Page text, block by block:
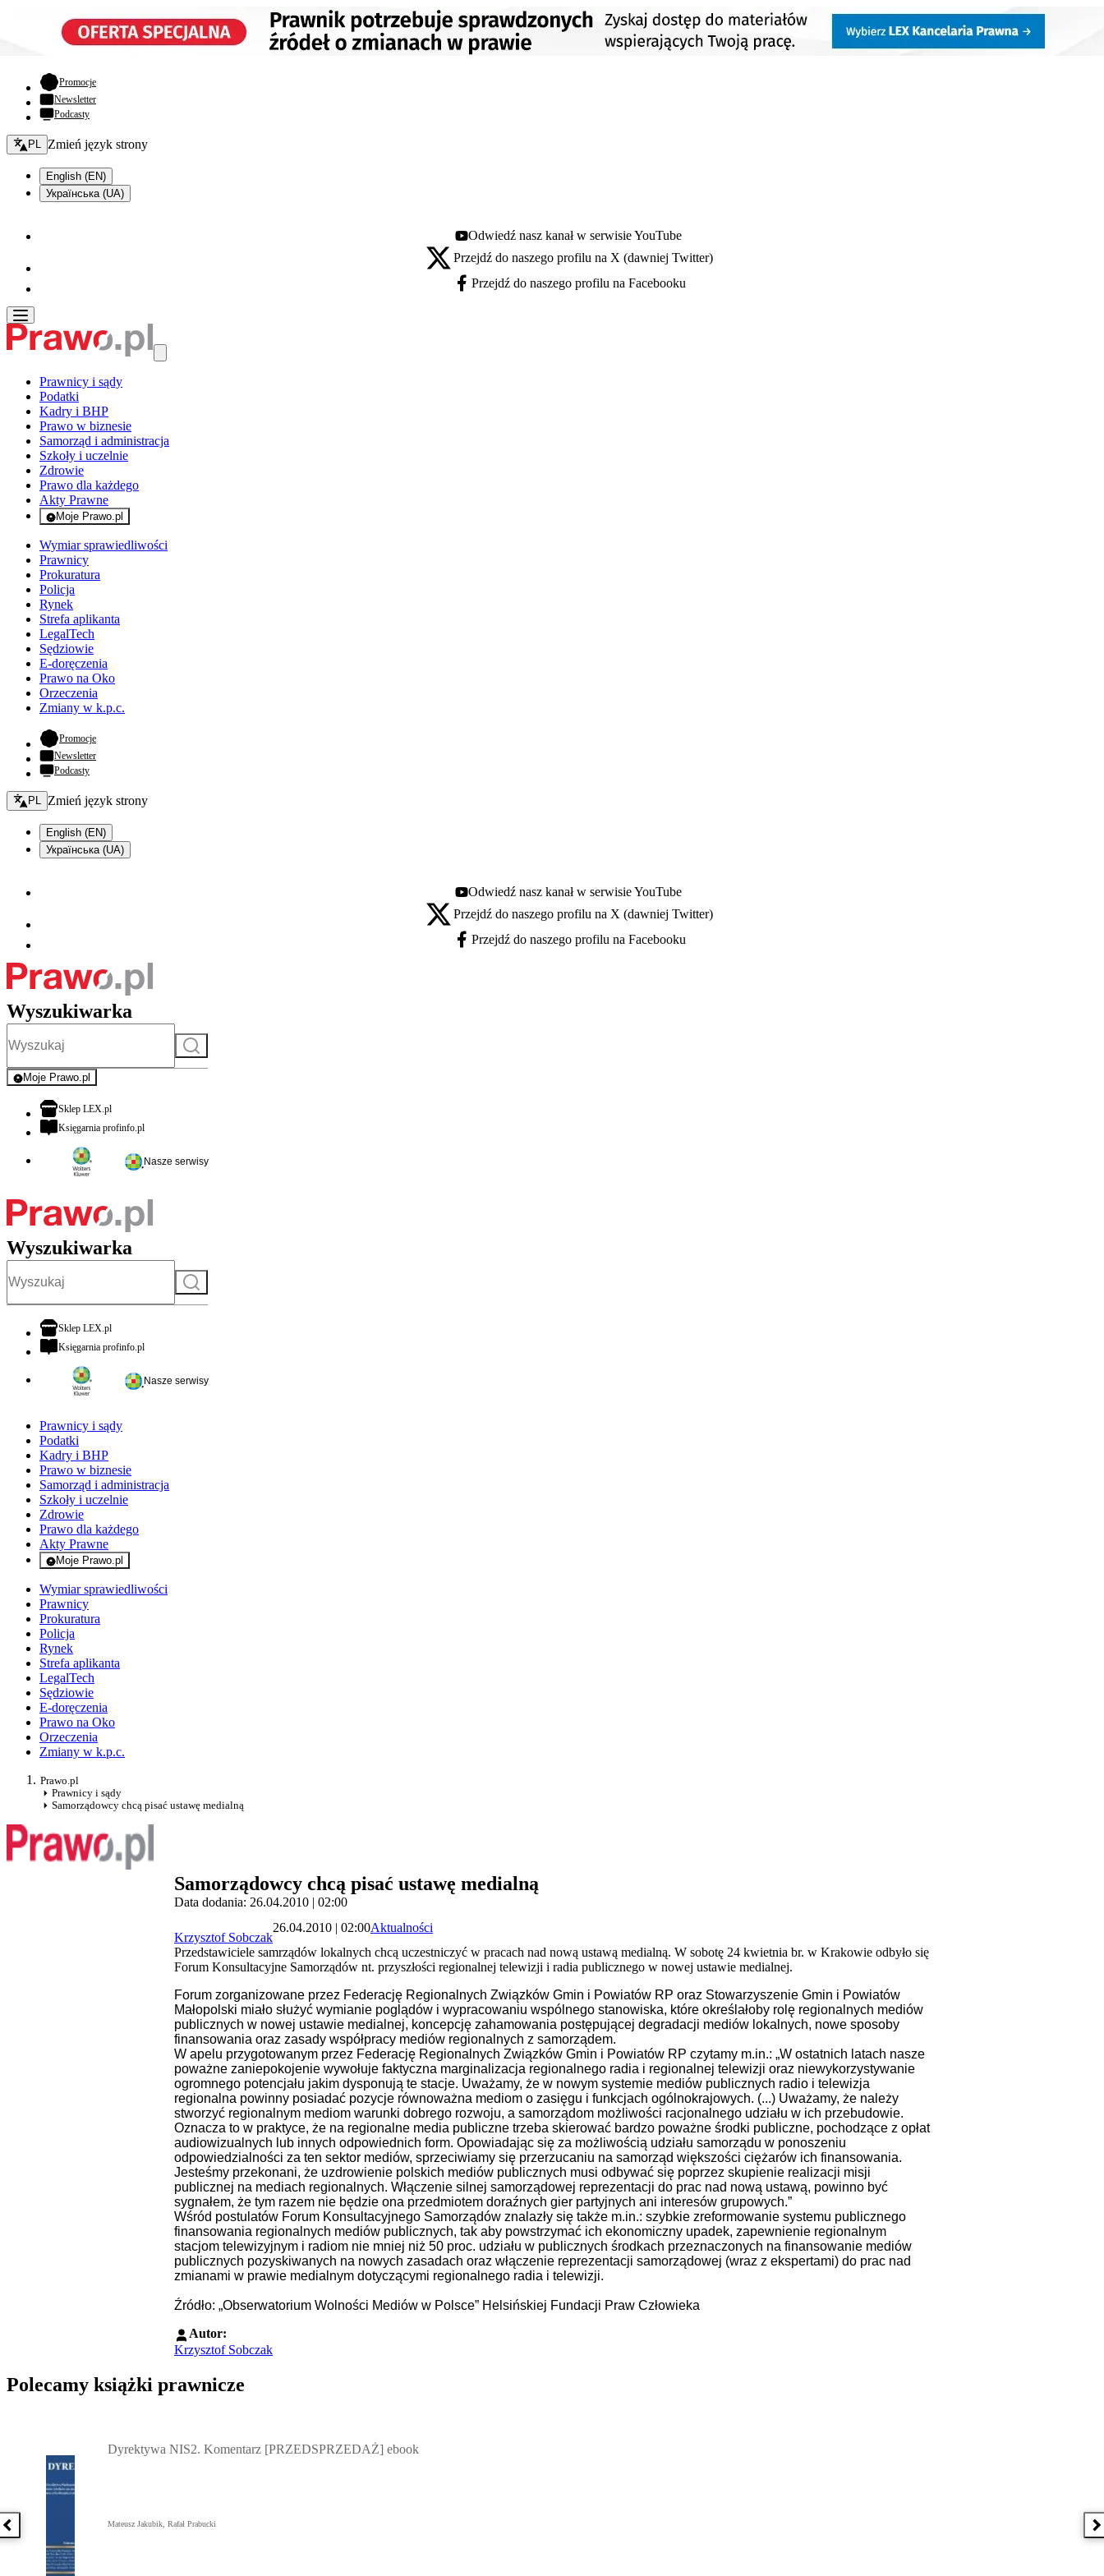
Promocje- otwiera się w nowej karcie
Newsletter
Podcasty
Zmień język - bieżący:
PL Zmień język strony
English (EN)
Українська (UA)
Youtube - otwiera się w nowej karcie
Odwiedź nasz kanał w serwisie YouTube
X - otwiera się w nowej karcie
Przejdź do naszego profilu na X (dawniej Twitter)
Facebook - otwiera się w nowej karcie
Przejdź do naszego profilu na Facebooku
Prawnicy i sądy
Podatki
Kadry i BHP
Prawo w biznesie
Samorząd i administracja
Szkoły i uczelnie
Zdrowie
Prawo dla każdego
Akty Prawne
Moje Prawo.pl
- rejestracja i logowanie do serwisu
Wymiar sprawiedliwości
Prawnicy
Prokuratura
Policja
Rynek
Strefa aplikanta
LegalTech
Sędziowie
E-doręczenia
Prawo na Oko
Orzeczenia
Zmiany w k.p.c.
Promocje- otwiera się w nowej karcie
Newsletter
Podcasty
Zmień język - bieżący:
PL Zmień język strony
English (EN)
Українська (UA)
Youtube - otwiera się w nowej karcie
Odwiedź nasz kanał w serwisie YouTube
X - otwiera się w nowej karcie
Przejdź do naszego profilu na X (dawniej Twitter)
Facebook - otwiera się w nowej karcie
Przejdź do naszego profilu na Facebooku
Wyszukiwarka
Szukaj
Moje Prawo.pl
- rejestracja i logowanie do serwisu
Sklep LEX.plotwiera się w nowej karcie
Księgarnia profinfo.plotwiera się w nowej karcie
Nasze serwisy
Wyszukiwarka
Szukaj
Sklep LEX.plotwiera się w nowej karcie
Księgarnia profinfo.plotwiera się w nowej karcie
Nasze serwisy
Prawnicy i sądy
Podatki
Kadry i BHP
Prawo w biznesie
Samorząd i administracja
Szkoły i uczelnie
Zdrowie
Prawo dla każdego
Akty Prawne
Moje Prawo.pl
- rejestracja i logowanie do serwisu
Wymiar sprawiedliwości
Prawnicy
Prokuratura
Policja
Rynek
Strefa aplikanta
LegalTech
Sędziowie
E-doręczenia
Prawo na Oko
Orzeczenia
Zmiany w k.p.c.
Prawo.pl
Prawnicy i sądy
Samorządowcy chcą pisać ustawę medialną
Samorządowcy chcą pisać ustawę medialną
Data dodania: 26.04.2010 | 02:00
Krzysztof Sobczak
26.04.2010 | 02:00Aktualności
Przedstawiciele samrządów lokalnych chcą uczestniczyć w pracach nad nową ustawą medialną. W sobotę 24 kwietnia br. w Krakowie odbyło się
Forum Konsultacyjne Samorządów nt. przyszłości regionalnej telewizji i radia publicznego w nowej ustawie medialnej.
Forum zorganizowane przez Federację Regionalnych Związków Gmin i Powiatów RP oraz Stowarzyszenie Gmin i Powiatów
Małopolski miało służyć wymianie poglądów i wypracowaniu wspólnego stanowiska, które określałoby rolę regionalnych mediów
publicznych w nowej ustawie medialnej, koncepcję zahamowania postępującej degradacji mediów lokalnych, nowe sposoby
finansowania oraz zasady współpracy mediów regionalnych z samorządem.
W apelu przygotowanym przez Federację Regionalnych Związków Gmin i Powiatów RP czytamy m.in.: „W ostatnich latach nasze
poważne zaniepokojenie wywołuje faktyczna marginalizacja regionalnego radia i regionalnej telewizji oraz niewykorzystywanie
ogromnego potencjału jakim dysponują te stacje. Uważamy, że w nowym systemie mediów publicznych radio i telewizja
regionalna powinny posiadać pozycje równoważna mediom o zasięgu i funkcjach ogólnokrajowych. (...) Uważamy, że należy
stworzyć regionalnym mediom warunki dobrego rozwoju, a samorządom możliwości racjonalnego udziału w ich przebudowie.
Oznacza to w praktyce, że na regionalne media publiczne trzeba skierować bardzo poważne środki publiczne, pochodzące z opłat
audiowizualnych lub innych odpowiednich form. Opowiadając się za możliwością udziału samorządu w ponoszeniu
odpowiedzialności za ten sektor mediów, sprzeciwiamy się przerzucaniu na samorząd większości ciężarów ich finansowania.
Jesteśmy przekonani, że uzdrowienie polskich mediów publicznych musi odbywać się poprzez skupienie realizacji misji
publicznej na mediach regionalnych. Włączenie silnej samorządowej reprezentacji do prac nad nową ustawą, powinno być
sygnałem, że tym razem nie będzie ona przedmiotem doraźnych gier partyjnych ani interesów grupowych.”
Wśród postulatów Forum Konsultacyjnego Samorządów znalazły się także m.in.: szybkie zreformowanie systemu publicznego
finansowania regionalnych mediów publicznych, tak aby powstrzymać ich ekonomiczny upadek, zapewnienie regionalnym
stacjom telewizyjnym i radiom nie mniej niż 50 proc. udziału w publicznych środkach przeznaczonych na finansowanie mediów
publicznych pozyskiwanych na nowych zasadach oraz włączenie reprezentacji samorządowej (wraz z ekspertami) do prac nad
zmianami w prawie medialnym dotyczącymi regionalnego radia i telewizji.
Źródło: „Obserwatorium Wolności Mediów w Polsce” Helsińskiej Fundacji Praw Człowieka
Autor:
Krzysztof Sobczak
Polecamy książki prawnicze
Poprzednia książka
Dyrektywa NIS2. Komentarz [PRZEDSPRZEDAŻ] ebook
Mateusz Jakubik, Rafał Prabucki